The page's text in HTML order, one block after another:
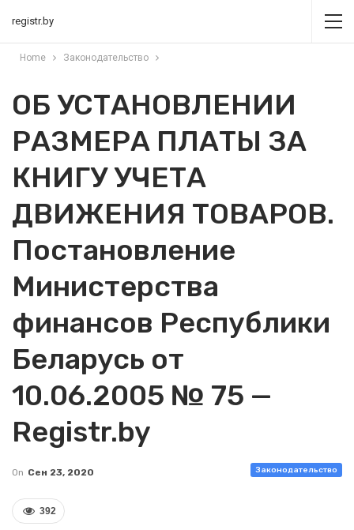
registr.by
Home Законодательство
ОБ УСТАНОВЛЕНИИ
РАЗМЕРА ПЛАТЫ ЗА
КНИГУ УЧЕТА
ДВИЖЕНИЯ ТОВАРОВ.
Постановление
Министерства
финансов Республики
Беларусь от
10.06.2005 № 75 —
Registr.by
Законодательство
On Сен 23, 2020
392